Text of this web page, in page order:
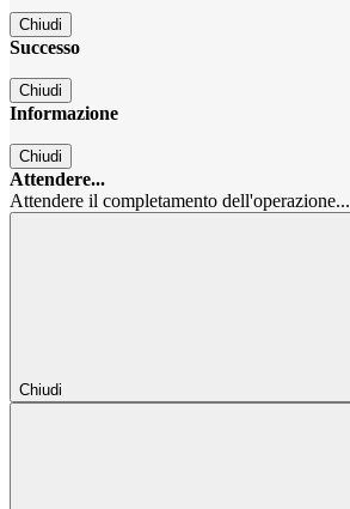
Chiudi
Successo
Chiudi
Informazione
Chiudi
Attendere...
Attendere il completamento dell'operazione...
Chiudi